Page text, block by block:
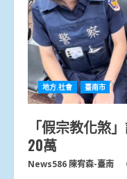
地方.社會 臺南市
「假宗教化煞
20萬
News586 陳宥森-臺南